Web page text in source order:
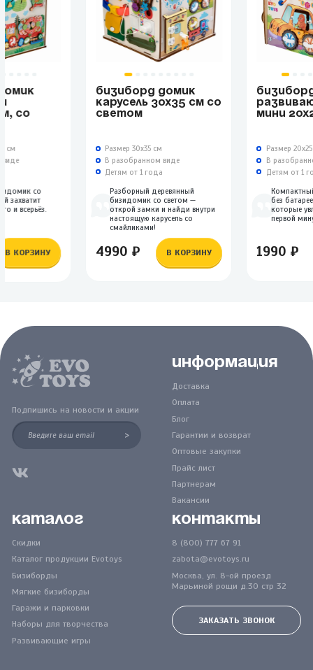
СО
см
со
захватит
и всерьёз.
В КОРЗИНУ
БИЗИБОРД ДОМИК
КАРУСЕЛЬ 30Х35 СМ СО
СВЕТОМ
Размер 30х35 см
В разобранном виде
Детям от 1 года
Разборный деревянный
бизидомик со светом —
открой замки и найди внутри
настоящую карусель со
смайликами!
4990 ₽ В КОРЗИНУ
МИНИ
Размер
В
Детям от 1
без
которые
первой
1990 ₽
Подпишись на новости и акции
>
Информация
Доставка
Оплата
Блог
Гарантии и возврат
Оптовые закупки
Прайс лист
Партнерам
Вакансии
Каталог
Скидки
Каталог продукции Evotoys
Бизиборды
Мягкие бизиборды
Гаражи и парковки
Наборы для творчества
Развивающие игры
Контакты
8 (800) 777 67 91
zabota@evotoys.ru
Москва, ул. 8-ой проезд
Марьиной рощи д.30 стр 32
ЗАКАЗАТЬ ЗВОНОК